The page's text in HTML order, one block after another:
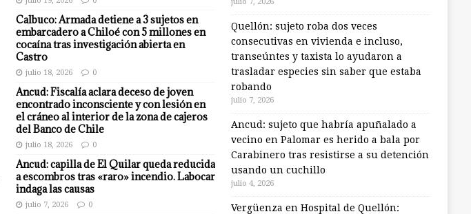
Calbuco: Armada detiene a 3 sujetos en
embarcadero a Chiloé con 5 millones en
cocaína tras investigación abierta en
Castro
julio 18, 2026 0
Ancud: Fiscalía aclara deceso de joven
encontrado inconsciente y con lesión en
el cráneo al interior de la zona de cajeros
del Banco de Chile
julio 18, 2026 0
Ancud: capilla de El Quilar queda reducida
a escombros tras «raro» incendio. Labocar
indaga las causas
julio 7, 2026 0
Quellón: sujeto roba dos veces
consecutivas en vivienda e incluso,
transeúntes y taxista lo ayudaron a
trasladar especies sin saber que estaba
robando
julio 7, 2026
Ancud: sujeto que habría apuñalado a
vecino en Palomar es herido a bala por
Carabinero tras resistirse a su detención
usando un cuchillo
julio 4, 2026
Vergüenza en Hospital de Quellón: